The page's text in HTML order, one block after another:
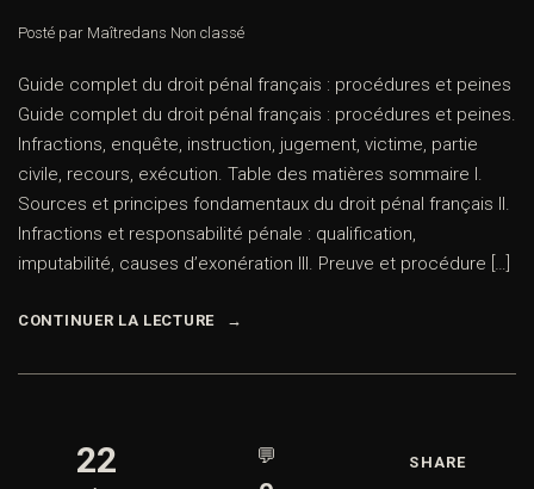
Posté par Maîtredans Non classé
Guide complet du droit pénal français : procédures et peines
Guide complet du droit pénal français : procédures et peines.
Infractions, enquête, instruction, jugement, victime, partie
civile, recours, exécution. Table des matières sommaire I.
Sources et principes fondamentaux du droit pénal français II.
Infractions et responsabilité pénale : qualification,
imputabilité, causes d’exonération III. Preuve et procédure […]
CONTINUER LA LECTURE
22 💬 SHARE